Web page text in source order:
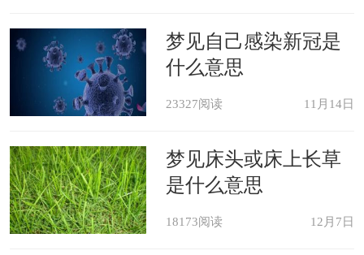
荐
梦见自己感染新冠是
什么意思
23327阅读 11月14日
梦见床头或床上长草
是什么意思
18173阅读 12月7日